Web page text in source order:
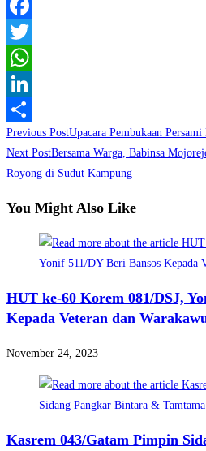
Facebook
Twitter
WhatsApp
LinkedIn
Share
Read
more
articles
Previous PostUpacara Pembukaan
Next PostBersama Warga, Babinsa
Royong di Sudut Kampung
You Might Also Like
HUT ke-60 Korem 081/DSJ,
Kepada Veteran dan
November 24, 2023
Kasrem 043/Gatam Pimpin